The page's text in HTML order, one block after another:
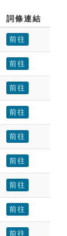
詞條連結
前往
前往
前往
前往
前往
前往
前往
前往
前往